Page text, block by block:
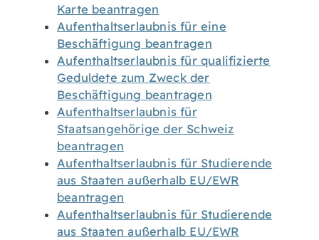
Karte beantragen
Aufenthaltserlaubnis für eine
Beschäftigung beantragen
Aufenthaltserlaubnis für qualifizierte
Geduldete zum Zweck der
Beschäftigung beantragen
Aufenthaltserlaubnis für
Staatsangehörige der Schweiz
beantragen
Aufenthaltserlaubnis für Studierende
aus Staaten außerhalb EU/EWR
beantragen
Aufenthaltserlaubnis für Studierende
aus Staaten außerhalb EU/EWR